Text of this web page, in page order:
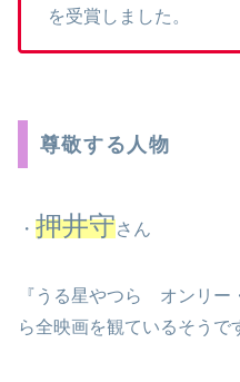
を受賞しました。
尊敬する人物
・ 押井守さん
『うる星やつら オンリー
ら全映画を観ているそうで